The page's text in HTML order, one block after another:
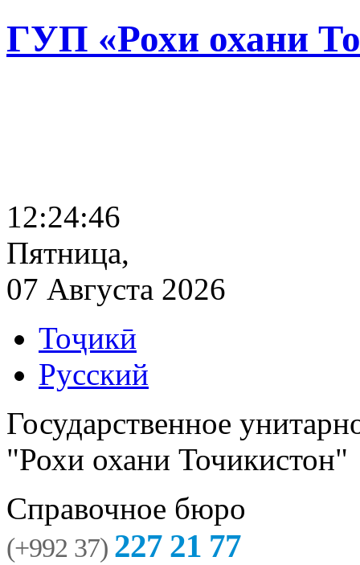
ГУП «Рохи охани
12:24:47
Пятница,
07 Августа 2026
Тоҷикӣ
Русский
Государственное
"Рохи охани Точикистон"
Справочное бюро
(+992 37) 227 21 77